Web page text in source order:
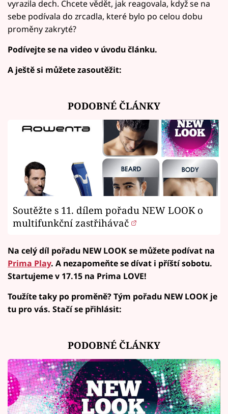
vyrazila dech. Chcete vědět, jak reagovala, když se na
sebe podívala do zrcadla, které bylo po celou dobu
proměny zakryté?
Podívejte se na video v úvodu článku.
A ještě si můžete zasoutěžit:
PODOBNÉ ČLÁNKY
Soutěžte s 11. dílem pořadu NEW LOOK o
multifunkční zastřihávač
Na celý díl pořadu NEW LOOK se můžete podívat na
Prima Play. A nezapomeňte se dívat i příští sobotu.
Startujeme v 17.15 na Prima LOVE!
Toužíte taky po proměně? Tým pořadu NEW LOOK je
tu pro vás. Stačí se přihlásit:
PODOBNÉ ČLÁNKY